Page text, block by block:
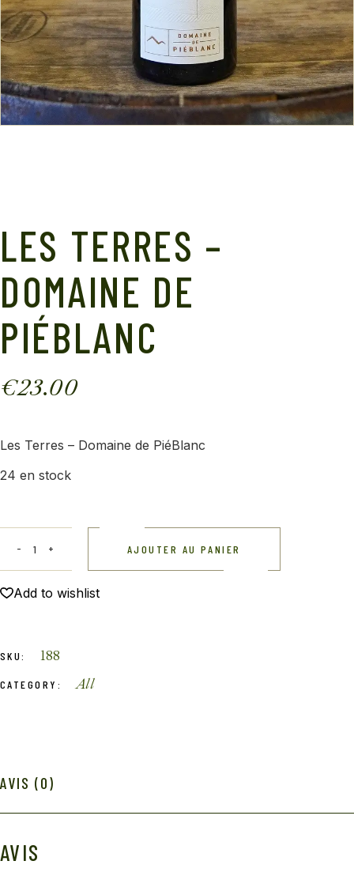
LES TERRES –
DOMAINE DE
PIÉBLANC
€23.00
Les Terres – Domaine de PiéBlanc
24 en stock
AJOUTER AU PANIER
Add to wishlist
SKU: 188
CATEGORY: All
AVIS (0)
AVIS